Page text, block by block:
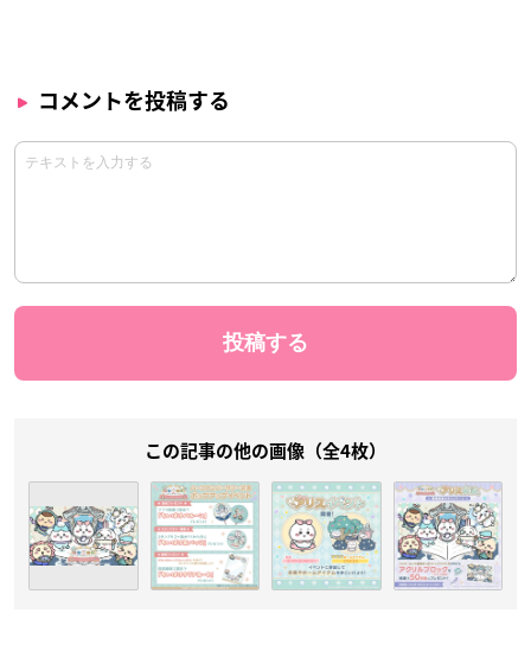
コメントを投稿する
この記事の他の画像（全4枚）